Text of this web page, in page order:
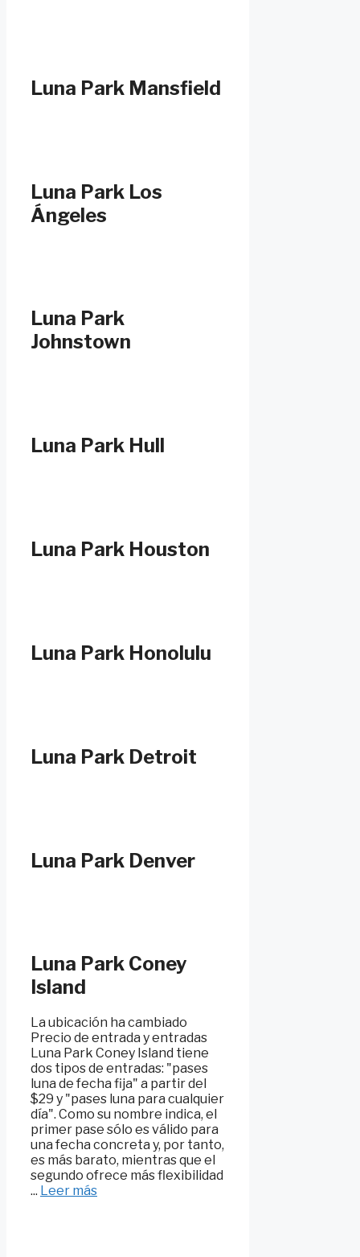
Luna Park Mansfield
Luna Park Los
Ángeles
Luna Park
Johnstown
Luna Park Hull
Luna Park Houston
Luna Park Honolulu
Luna Park Detroit
Luna Park Denver
Luna Park Coney
Island
La ubicación ha cambiado
Precio de entrada y entradas
Luna Park Coney Island tiene
dos tipos de entradas: "pases
luna de fecha fija" a partir del
$29 y "pases luna para cualquier
día". Como su nombre indica, el
primer pase sólo es válido para
una fecha concreta y, por tanto,
es más barato, mientras que el
segundo ofrece más flexibilidad
... Leer más